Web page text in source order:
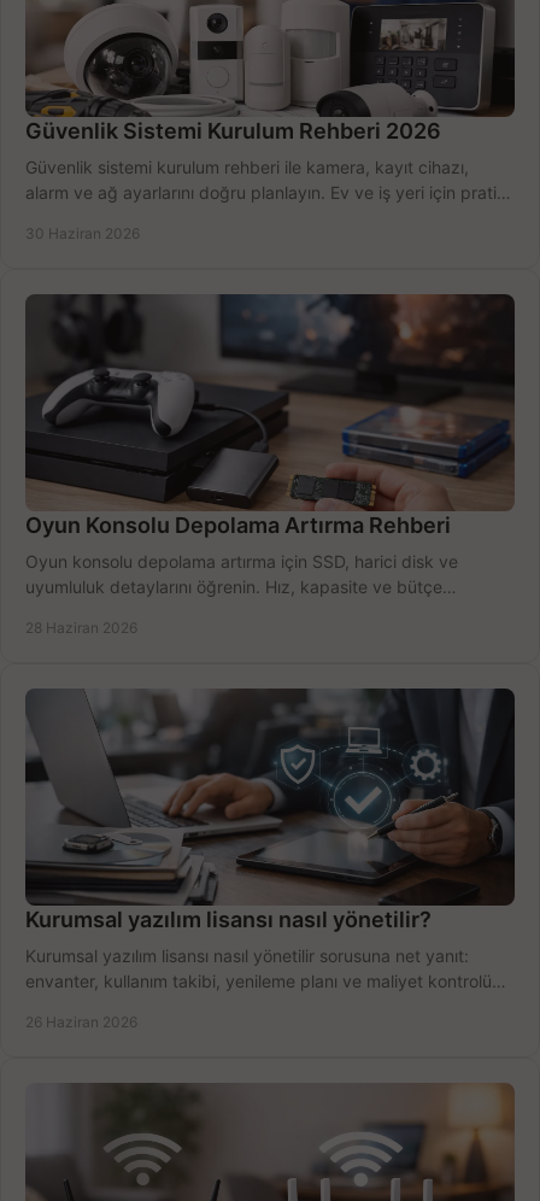
Güvenlik Sistemi Kurulum Rehberi 2026
Güvenlik sistemi kurulum rehberi ile kamera, kayıt cihazı,
alarm ve ağ ayarlarını doğru planlayın. Ev ve iş yeri için pratik
30 Haziran 2026
Oyun Konsolu Depolama Artırma Rehberi
Oyun konsolu depolama artırma için SSD, harici disk ve
uyumluluk detaylarını öğrenin. Hız, kapasite ve bütçe
28 Haziran 2026
Kurumsal yazılım lisansı nasıl yönetilir?
Kurumsal yazılım lisansı nasıl yönetilir sorusuna net yanıt:
envanter, kullanım takibi, yenileme planı ve maliyet kontrolü
26 Haziran 2026